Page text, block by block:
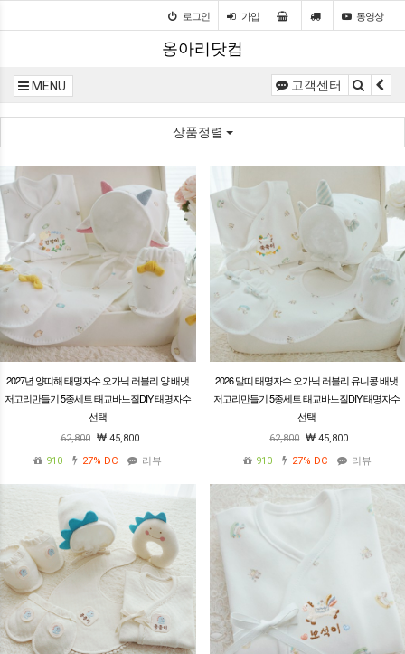
로그인 가입 동영상
옹아리닷컴
MENU 고객센터
상품정렬
2027년 양띠해 태명자수 오가닉 러블리 양 배냇
저고리만들기 5종세트 태교바느질DIY 태명자수
선택
62,800
45,800
910
27% DC 리뷰
2026 말띠 태명자수 오가닉 러블리 유니콩 배냇
저고리만들기 5종세트 태교바느질DIY 태명자수
선택
62,800
45,800
910
27% DC 리뷰